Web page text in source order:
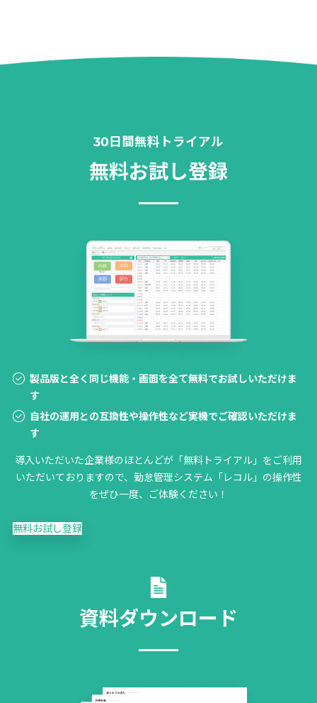
30日間無料トライアル
無料お試し登録
製品版と全く同じ機能・画面を全て無料でお試しいただけま
す
自社の運用との互換性や操作性など実機でご確認いただけま
す
導入いただいた企業様のほとんどが「無料トライアル」をご利用
いただいておりますので、勤怠管理システム「レコル」の操作性
をぜひ一度、ご体験ください！
無料お試し登録
資料ダウンロード